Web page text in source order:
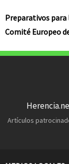
Preparativos para
Comité Europeo
Artículos